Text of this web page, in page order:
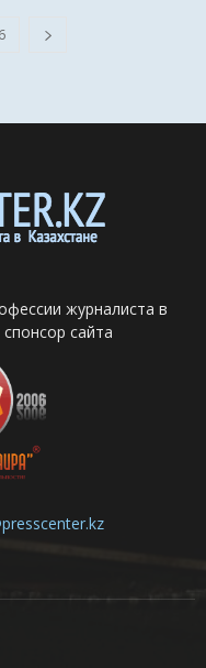
6
журналиста в
сайта